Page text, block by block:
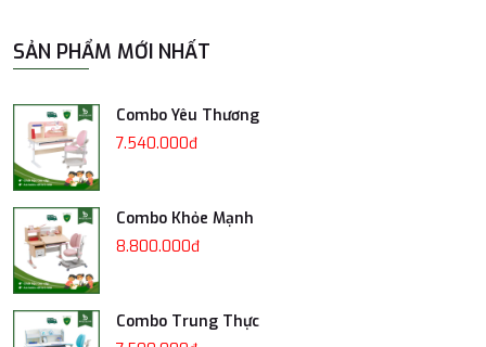
SẢN PHẨM MỚI NHẤT
Combo Yêu Thương
7.540.000đ
Combo Khỏe Mạnh
8.800.000đ
Combo Trung Thực